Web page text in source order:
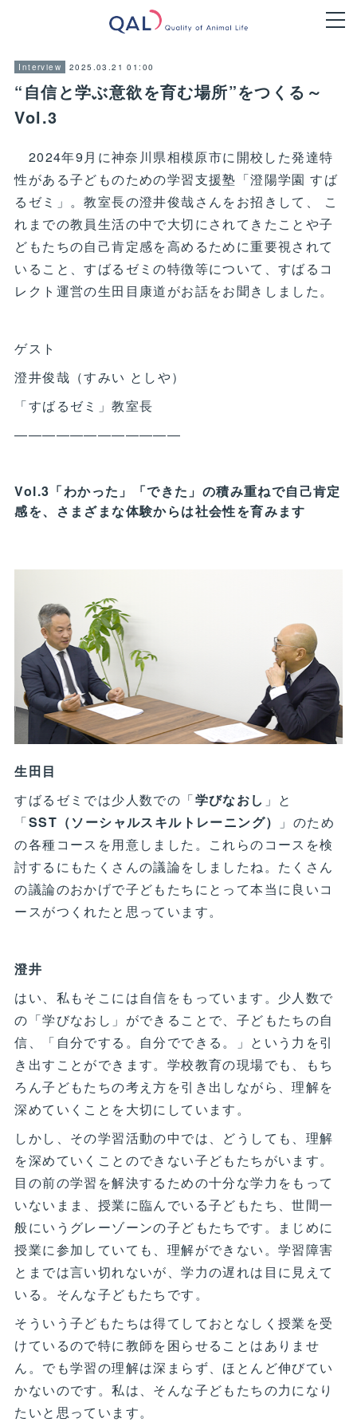
Interview 2025.03.21 01:00
“自信と学ぶ意欲を育む場所”をつくる～
Vol.3
2024年9月に神奈川県相模原市に開校した発達特
性がある子どものための学習支援塾「澄陽学園 すば
るゼミ」。教室長の澄井俊哉さんをお招きして、 こ
れまでの教員生活の中で大切にされてきたことや子
どもたちの自己肯定感を高めるために重要視されて
いること、すばるゼミの特徴等について、すばるコ
レクト運営の生田目康道がお話をお聞きしました。
ゲスト
澄井俊哉（すみい としや）
「すばるゼミ」教室長
――――――――――――
Vol.3「わかった」「できた」の積み重ねで自己肯定
感を、さまざまな体験からは社会性を育みます
生田目
すばるゼミでは少人数での「学びなおし 」と
「SST（ソーシャルスキルトレーニング）
」のため
の各種コースを用意しました。これらのコースを検
討するにもたくさんの議論をしましたね。たくさん
の議論のおかげで子どもたちにとって本当に良いコ
ースがつくれたと思っています。
澄井
はい、私もそこには自信をもっています。少人数で
の「学びなおし」ができることで、子どもたちの自
信、「自分でする。自分でできる。」という力を引
き出すことができます。学校教育の現場でも、もち
ろん子どもたちの考え方を引き出しながら、理解を
深めていくことを大切にしています。
しかし、その学習活動の中では、どうしても、理解
を深めていくことのできない子どもたちがいます。
目の前の学習を解決するための十分な学力をもって
いないまま、授業に臨んでいる子どもたち、世間一
般にいうグレーゾーンの子どもたちです。まじめに
授業に参加していても、理解ができない。学習障害
とまでは言い切れないが、学力の遅れは目に見えて
いる。そんな子どもたちです。
そういう子どもたちは得てしておとなしく授業を受
けているので特に教師を困らせることはありませ
ん。でも学習の理解は深まらず、ほとんど伸びてい
かないのです。私は、そんな子どもたちの力になり
たいと思っています。